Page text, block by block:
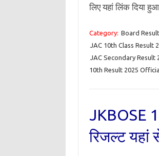
लिए यहां लिंक दिया
Category: Board
JAC 10th Class Result
JAC Secondary Result
10th Result 2025
JKBOSE
रिजल्ट